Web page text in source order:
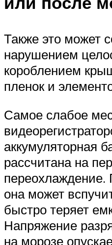
Также это может
нарушением
короблением
пленок и
Самое слабое
аккумуляторная
рассчитана на
переохлаждение.
она может
быстро теряет
Напряжение
на морозе